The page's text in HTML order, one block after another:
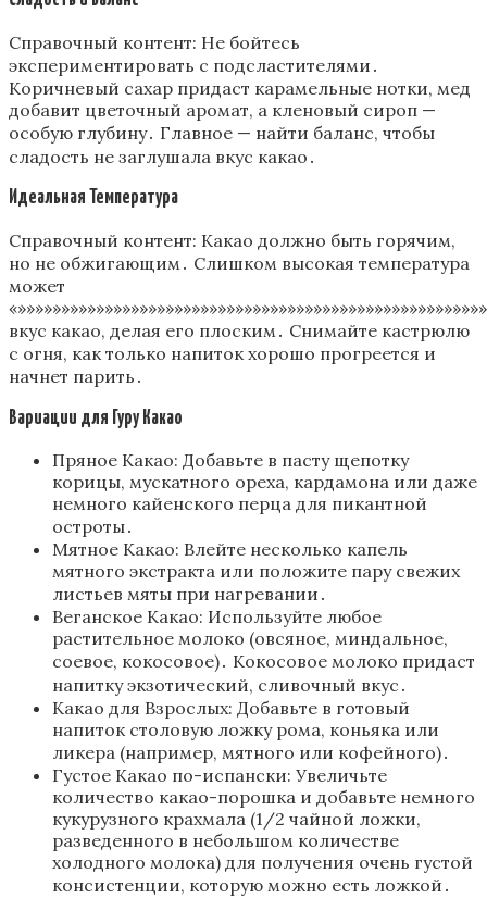
Справочный контент: Не бойтесь
экспериментировать с подсластителями․
Коричневый сахар придаст карамельные нотки, мед
добавит цветочный аромат, а кленовый сироп —
особую глубину․ Главное — найти баланс, чтобы
сладость не заглушала вкус какао․
Идеальная Температура
Справочный контент: Какао должно быть горячим,
но не обжигающим․ Слишком высокая температура
может
вкус какао, делая его плоским․ Снимайте кастрюлю
с огня, как только напиток хорошо прогреется и
начнет парить․
Вариации для Гуру Какао
Пряное Какао: Добавьте в пасту щепотку
корицы, мускатного ореха, кардамона или даже
немного кайенского перца для пикантной
остроты․
Мятное Какао: Влейте несколько капель
мятного экстракта или положите пару свежих
листьев мяты при нагревании․
Веганское Какао: Используйте любое
растительное молоко (овсяное, миндальное,
соевое, кокосовое)․ Кокосовое молоко придаст
напитку экзотический, сливочный вкус․
Какао для Взрослых: Добавьте в готовый
напиток столовую ложку рома, коньяка или
ликера (например, мятного или кофейного)․
Густое Какао по-испански: Увеличьте
количество какао-порошка и добавьте немного
кукурузного крахмала (1/2 чайной ложки,
разведенного в небольшом количестве
холодного молока) для получения очень густой
консистенции, которую можно есть ложкой․